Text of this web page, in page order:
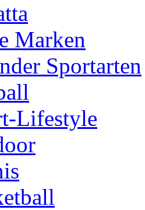
Marken
Sportarten
Lifestyle